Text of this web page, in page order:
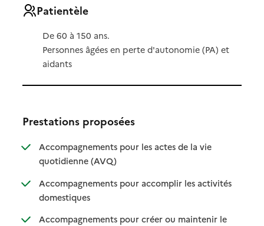
Patientèle
De 60 à 150 ans.
Personnes âgées en perte d'autonomie (PA) et
aidants
Prestations proposées
Accompagnements pour les actes de la vie
quotidienne (AVQ): disponible
: non disponible
Accompagnements pour accomplir les activités
domestiques: disponible
: non disponible
Accompagnements pour créer ou maintenir le